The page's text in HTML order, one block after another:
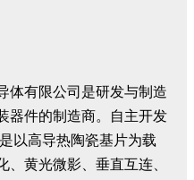
体有限公司是研发与制造
器件的制造商。自主开发
以高导热陶瓷基片为载
黄光微影、垂直互连、